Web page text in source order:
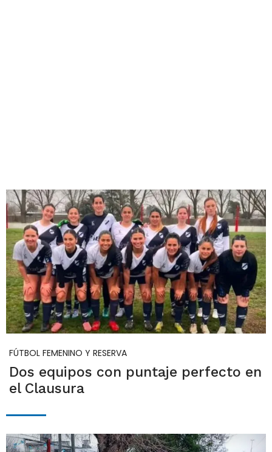
FÚTBOL FEMENINO Y RESERVA
Dos equipos con puntaje perfecto en
el Clausura